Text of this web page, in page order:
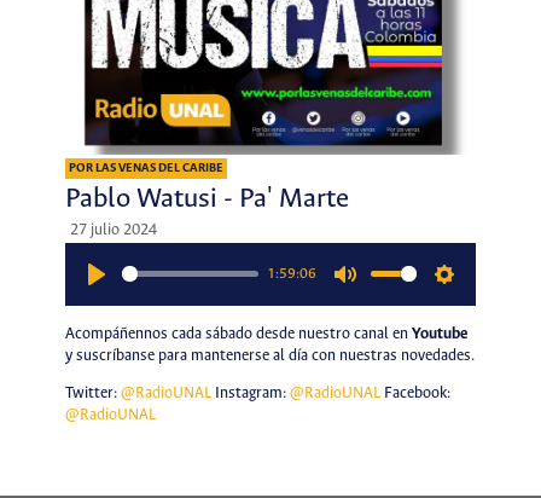
POR LAS VENAS DEL CARIBE
Pablo Watusi - Pa' Marte
27 julio 2024
1:59:06
Acompáñennos cada sábado desde nuestro canal en Youtube
y suscríbanse para mantenerse al día con nuestras novedades.
Twitter: @RadioUNALInstagram: @RadioUNALFacebook:
@RadioUNAL